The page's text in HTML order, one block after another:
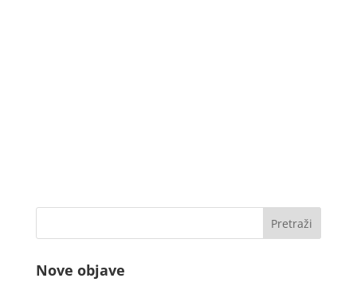
Nove objave